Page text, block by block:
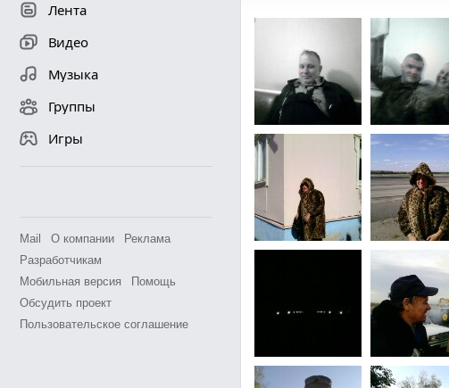
Лента
Видео
Музыка
Группы
Игры
Mail О компании
Реклама
Разработчикам
Мобильная версия
Помощь
Обсудить проект
Пользовательское соглашение